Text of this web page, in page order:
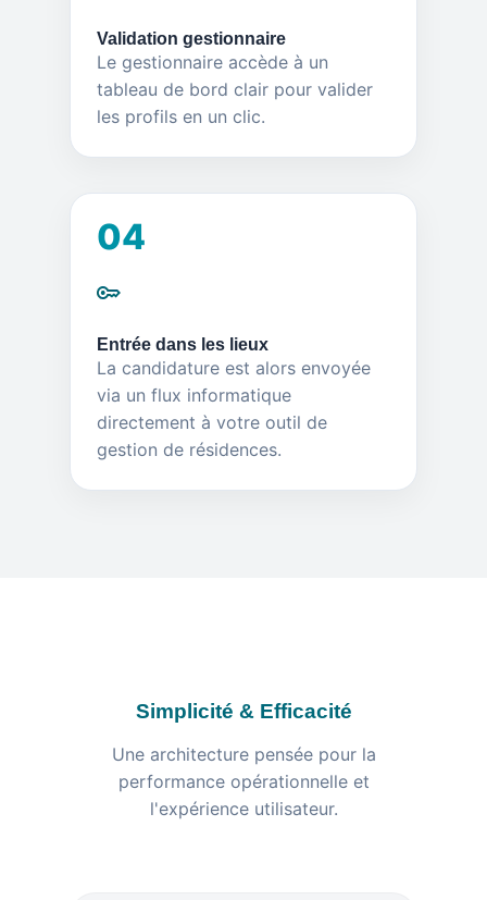
Validation gestionnaire
Le gestionnaire accède à un
tableau de bord clair pour valider
les profils en un clic.
04
Entrée dans les lieux
La candidature est alors envoyée
via un flux informatique
directement à votre outil de
gestion de résidences.
Simplicité & Efficacité
Une architecture pensée pour la
performance opérationnelle et
l'expérience utilisateur.